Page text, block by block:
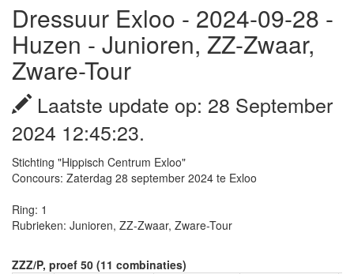
Dressuur Exloo - 2024-09-28 -
Huzen - Junioren, ZZ-Zwaar,
Zware-Tour
Laatste update op: 28 September
2024 12:45:23.
Stichting "Hippisch Centrum Exloo"
Concours: Zaterdag 28 september 2024 te Exloo
Ring: 1
Rubrieken: Junioren, ZZ-Zwaar, Zware-Tour
ZZZ/P, proef 50 (11 combinaties)